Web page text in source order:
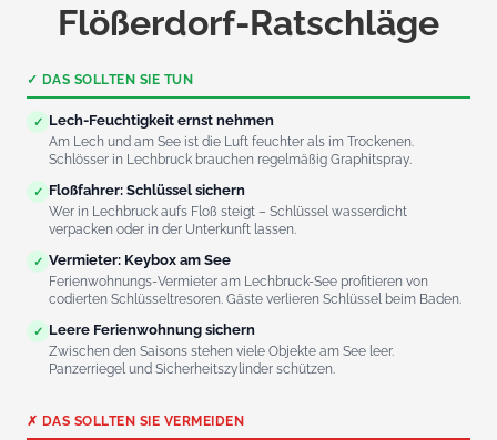
Flößerdorf-Ratschläge
✓ DAS SOLLTEN SIE TUN
✓ Lech-Feuchtigkeit ernst nehmen
Am Lech und am See ist die Luft feuchter als im Trockenen.
Schlösser in Lechbruck brauchen regelmäßig Graphitspray.
✓ Floßfahrer: Schlüssel sichern
Wer in Lechbruck aufs Floß steigt – Schlüssel wasserdicht
verpacken oder in der Unterkunft lassen.
✓ Vermieter: Keybox am See
Ferienwohnungs-Vermieter am Lechbruck-See profitieren von
codierten Schlüsseltresoren. Gäste verlieren Schlüssel beim Baden.
✓ Leere Ferienwohnung sichern
Zwischen den Saisons stehen viele Objekte am See leer.
Panzerriegel und Sicherheitszylinder schützen.
✗ DAS SOLLTEN SIE VERMEIDEN